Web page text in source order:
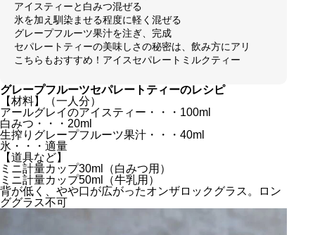
アイスティーと白みつ混ぜる
氷を加え馴染ませる程度に軽く混ぜる
グレープフルーツ果汁を注ぎ、完成
セパレートティーの美味しさの秘密は、飲み方にアリ
こちらもおすすめ！アイスセパレートミルクティー
グレープフルーツセパレートティーのレシピ
【材料】（一人分）
アールグレイのアイスティー・・・100ml
白みつ・・・20ml
生搾りグレープフルーツ果汁・・・40ml
氷・・・適量
【道具など】
ミニ計量カップ30ml（白みつ用）
ミニ計量カップ50ml（牛乳用）
背が低く、やや口が広がったオンザロックグラス。ロン
ググラス不可